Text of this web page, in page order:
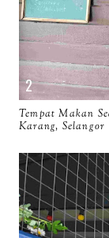
Tempat Makan
Karang, Selangor